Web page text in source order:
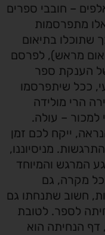
– חובבי ספרים
מתפרסמות
שתוכלו בתיאום
מראש), לפרסם
הענקת ספר
ככל שיתפרסמו
הרי מולידה
למכור – עולה.
ייקח לכם זמן
מניסיוננו,
המרגש והמיוחד
מקרה, גם
חשוב שתנחתו גם
לספר. לטובת
דף הנחיתה הוא